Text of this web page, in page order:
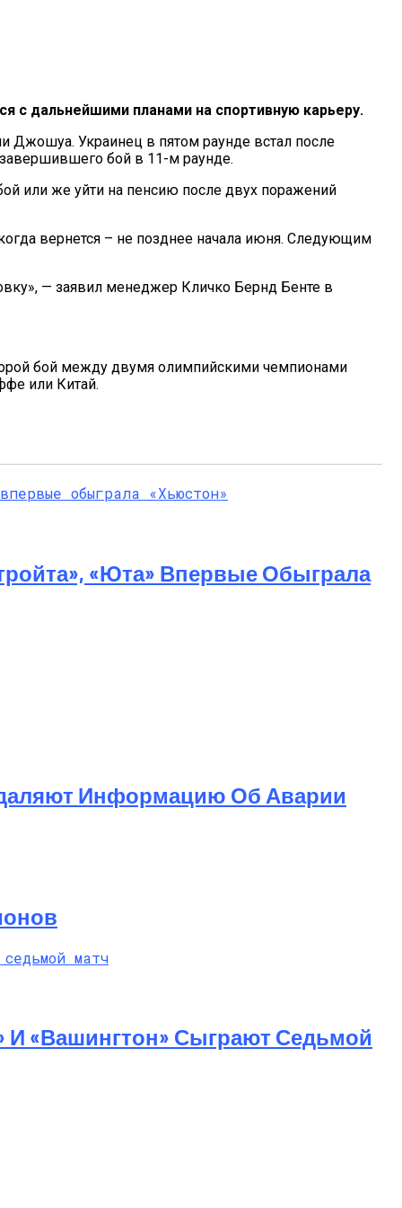
с дальнейшими планами на спортивную карьеру.
Джошуа. Украинец в пятом раунде встал после
бой в 11-м раунде.
или же уйти на пенсию после двух поражений
вернется – не позднее начала июня. Следующим
— заявил менеджер Кличко Бернд Бенте в
бой между двумя олимпийскими чемпионами
или Китай.
«Юта» Впервые Обыграла
Информацию Об Аварии
«Вашингтон» Сыграют Седьмой